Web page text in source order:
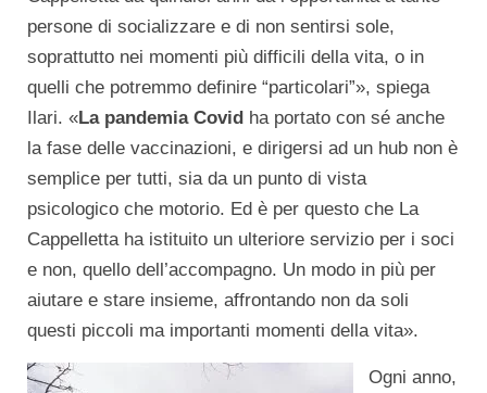
persone di socializzare e di non sentirsi sole,
soprattutto nei momenti più difficili della vita, o in
quelli che potremmo definire “particolari”», spiega
Ilari. «La pandemia Covid ha portato con sé anche
la fase delle vaccinazioni, e dirigersi ad un hub non è
semplice per tutti, sia da un punto di vista
psicologico che motorio. Ed è per questo che La
Cappelletta ha istituito un ulteriore servizio per i soci
e non, quello dell’accompagno. Un modo in più per
aiutare e stare insieme, affrontando non da soli
questi piccoli ma importanti momenti della vita».
Ogni anno,